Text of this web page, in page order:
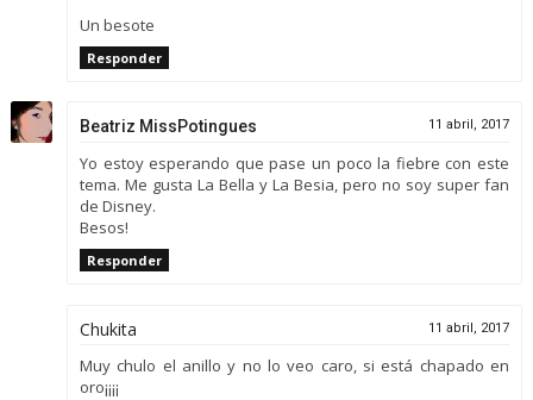
Un besote
Responder
Beatriz MissPotingues 11 abril, 2017
Yo estoy esperando que pase un poco la fiebre con este
tema. Me gusta La Bella y La Besia, pero no soy super fan
de Disney.
Besos!
Responder
Chukita 11 abril, 2017
Muy chulo el anillo y no lo veo caro, si está chapado en
oro¡¡¡¡